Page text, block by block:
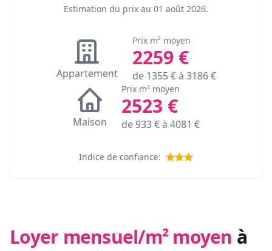
Estimation du prix au 01 août 2026.
Appartement
Prix m² moyen
2259 €
de 1355€ à 3186€
Maison
Prix m² moyen
2523 €
de933€ à 4081 €
Indice de confiance:
Loyer mensuel/m² moyen à